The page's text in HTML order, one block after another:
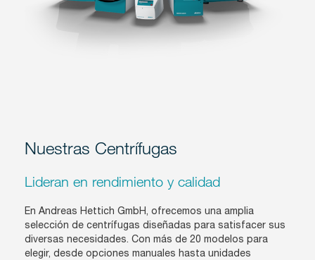
Nuestras Centrífugas
Lideran en rendimiento y calidad
En Andreas Hettich GmbH, ofrecemos una amplia
selección de centrífugas diseñadas para satisfacer sus
diversas necesidades. Con más de 20 modelos para
elegir, desde opciones manuales hasta unidades